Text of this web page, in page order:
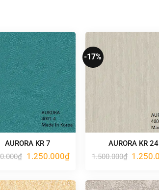
AURORA KR 7
₫ Giá
1.250.000₫Giá
hiện
1.250.000₫.
-17%
AURORA KR 24
1.500.000₫ Giá